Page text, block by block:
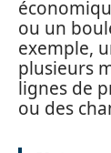
ou un
exemple,
plusieurs
lignes de
ou des